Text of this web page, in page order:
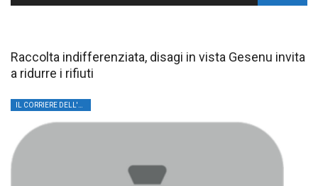
to
Raccolta indifferenziata, disagi in vista Gesenu invita
a ridurre i rifiuti